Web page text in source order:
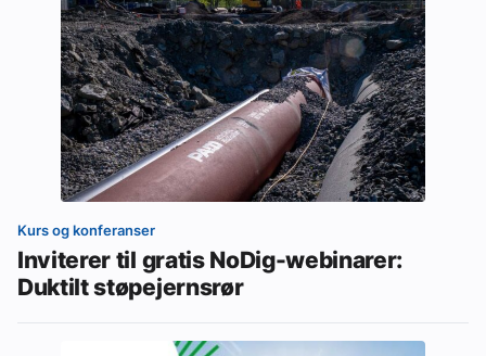
Kurs og konferanser
Inviterer til gratis NoDig-webinarer:
Duktilt støpejernsrør